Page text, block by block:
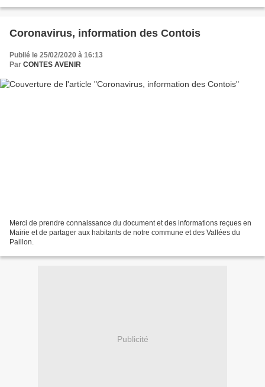
Coronavirus, information des Contois
Publié le 25/02/2020 à 16:13
Par CONTES AVENIR
Merci de prendre connaissance du document et des informations reçues en
Mairie et de partager aux habitants de notre commune et des Vallées du
Paillon.
Publicité